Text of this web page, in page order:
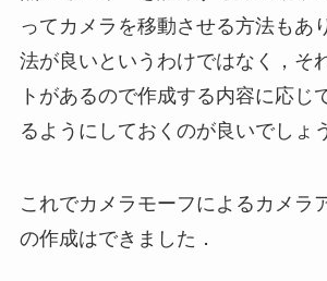
ってカメラを移動させる方法もあ
法が良いというわけではなく，そ
トがあるので作成する内容に応じ
るようにしておくのが良いでしょ
これでカメラモーフによるカメラ
の作成はできました．